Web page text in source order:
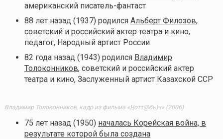
американский писатель-фантаст
88 лет назад (1937) родился Альберт Филозов,
советский и российский актер театра и кино,
педагог, Народный артист России
82 года назад (1943) родился Владимир
Толоконников, советский и российский актер
театра и кино, Заслуженный артист Казахской ССР
Владимир Толоконников, кадр из фильма «}{отт@бь)ч» (2006)
75 лет назад (1950) началась Корейская война, в
результате которой была создана